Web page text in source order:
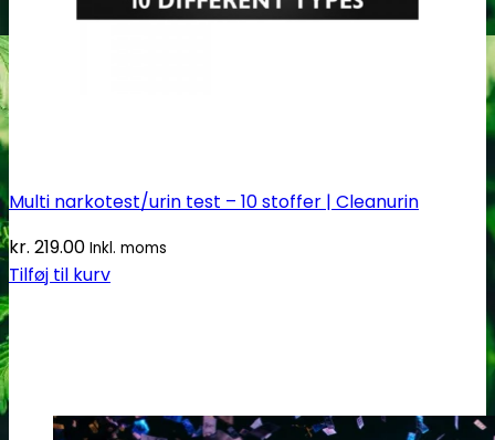
Multi narkotest/urin test – 10 stoffer | Cleanurin
kr. 219.00 Inkl. moms
Tilføj til kurv